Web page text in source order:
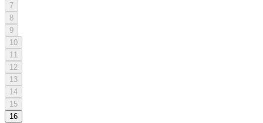
7
8
9
10
11
12
13
14
15
16